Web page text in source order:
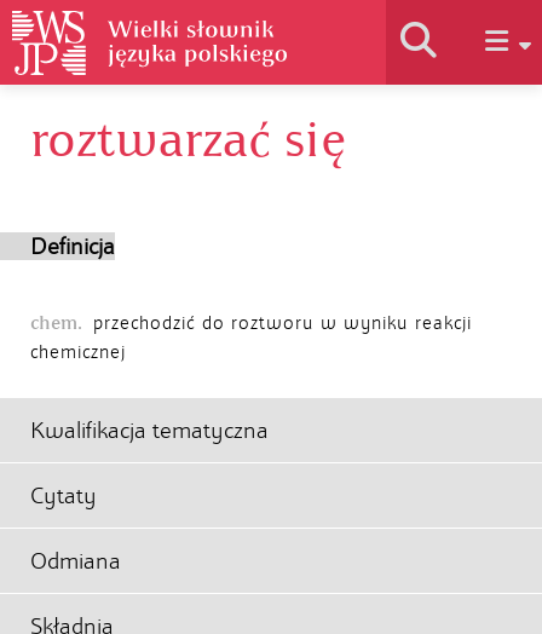
Historia słownika
roztwarzać się
Definicja
chem.
przechodzić do roztworu w wyniku reakcji
chemicznej
Kwalifikacja tematyczna
Cytaty
Odmiana
Składnia